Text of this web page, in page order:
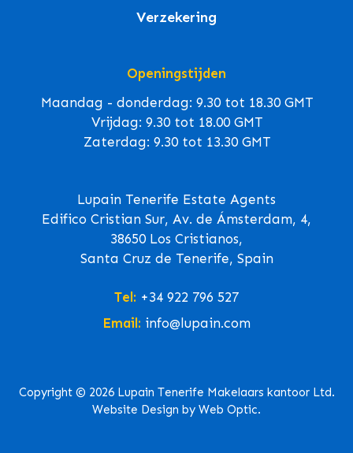
Verzekering
Openingstijden
Maandag - donderdag: 9.30 tot 18.30 GMT
Vrijdag: 9.30 tot 18.00 GMT
Zaterdag: 9.30 tot 13.30 GMT
Lupain Tenerife Estate Agents
Edifico Cristian Sur, Av. de Ámsterdam, 4,
38650 Los Cristianos,
Santa Cruz de Tenerife, Spain
Tel: +34 922 796 527
Email: info@lupain.com
Copyright © 2026 Lupain Tenerife Makelaars kantoor Ltd.
Website Design by Web Optic.